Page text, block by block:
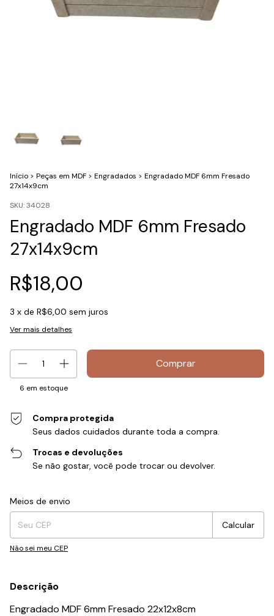
Início > Peças em MDF > Engradados > Engradado MDF 6mm Fresado
27x14x9cm
SKU:34028
Engradado MDF 6mm Fresado
27x14x9cm
R$18,00
3 x de R$6,00 sem juros
Ver mais detalhes
6 em estoque
Compra protegida
Seus dados cuidados durante toda a compra.
Trocas e devoluções
Se não gostar, você pode trocar ou devolver.
Entregas para o CEP:
Meios de envio
Calcular
Não sei meu CEP
Descrição
Engradado MDF 6mm Fresado 22x12x8cm